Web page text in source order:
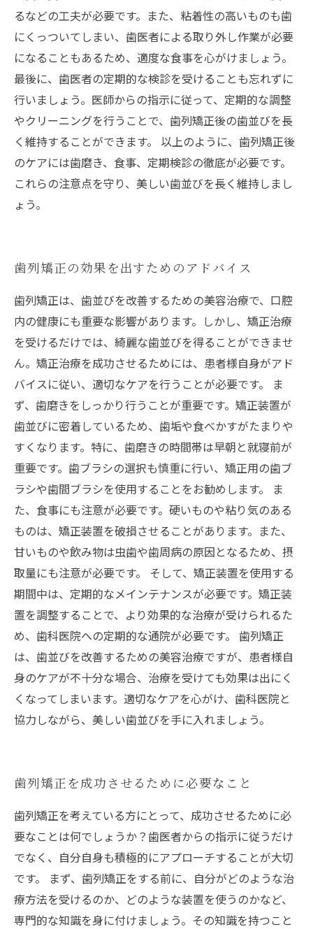
るなどの工夫が必要です。また、粘着性の高いものも歯
にくっついてしまい、歯医者による取り外し作業が必要
になることもあるため、適度な食事を心がけましょう。
最後に、歯医者の定期的な検診を受けることも忘れずに
行いましょう。医師からの指示に従って、定期的な調整
やクリーニングを行うことで、歯列矯正後の歯並びを長
く維持することができます。 以上のように、歯列矯正後
のケアには歯磨き、食事、定期検診の徹底が必要です。
これらの注意点を守り、美しい歯並びを長く維持しまし
ょう。
歯列矯正の効果を出すためのアドバイス
歯列矯正は、歯並びを改善するための美容治療で、口腔
内の健康にも重要な影響があります。しかし、矯正治療
を受けるだけでは、綺麗な歯並びを得ることができませ
ん。矯正治療を成功させるためには、患者様自身がアド
バイスに従い、適切なケアを行うことが必要です。 ま
ず、歯磨きをしっかり行うことが重要です。矯正装置が
歯並びに密着しているため、歯垢や食べかすがたまりや
すくなります。特に、歯磨きの時間帯は早朝と就寝前が
重要です。歯ブラシの選択も慎重に行い、矯正用の歯ブ
ラシや歯間ブラシを使用することをお勧めします。 ま
た、食事にも注意が必要です。硬いものや粘り気のある
ものは、矯正装置を破損させることがあります。また、
甘いものや飲み物は虫歯や歯周病の原因となるため、摂
取量にも注意が必要です。 そして、矯正装置を使用する
期間中は、定期的なメインテナンスが必要です。矯正装
置を調整することで、より効果的な治療が受けられるた
め、歯科医院への定期的な通院が必要です。 歯列矯正
は、歯並びを改善するための美容治療ですが、患者様自
身のケアが不十分な場合、治療を受けても効果は出にく
くなってしまいます。適切なケアを心がけ、歯科医院と
協力しながら、美しい歯並びを手に入れましょう。
歯列矯正を成功させるために必要なこと
歯列矯正を考えている方にとって、成功させるために必
要なことは何でしょうか？歯医者からの指示に従うだけ
でなく、自分自身も積極的にアプローチすることが大切
です。 まず、歯列矯正をする前に、自分がどのような治
療方法を受けるのか、どのような装置を使うのかなど、
専門的な知識を身に付けましょう。その知識を持つこと